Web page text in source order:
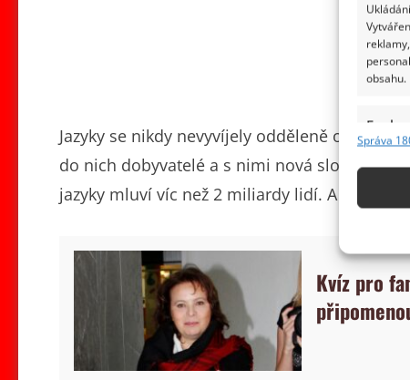
obsahu.
Funkce
Správa
Jazyky se nikdy nevyvíjely odděleně od
do nich dobyvatelé a s nimi nová slova i
jazyky mluví víc než 2 miliardy lidí. A řada z
Kvíz pro